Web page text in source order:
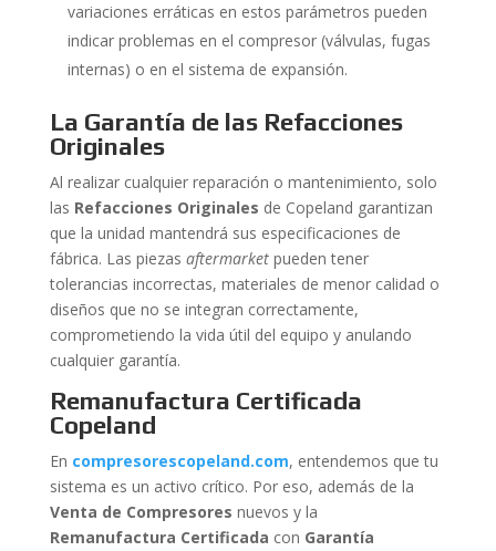
variaciones erráticas en estos parámetros pueden
indicar problemas en el compresor (válvulas, fugas
internas) o en el sistema de expansión.
La Garantía de las Refacciones
Originales
Al realizar cualquier reparación o mantenimiento, solo
las Refacciones Originales de Copeland garantizan
que la unidad mantendrá sus especificaciones de
fábrica. Las piezas aftermarketpueden tener
tolerancias incorrectas, materiales de menor calidad o
diseños que no se integran correctamente,
comprometiendo la vida útil del equipo y anulando
cualquier garantía.
Remanufactura Certificada
Copeland
En compresorescopeland.com, entendemos que tu
sistema es un activo crítico. Por eso, además de la
Venta de Compresores nuevos y la
Remanufactura Certificada con Garantía